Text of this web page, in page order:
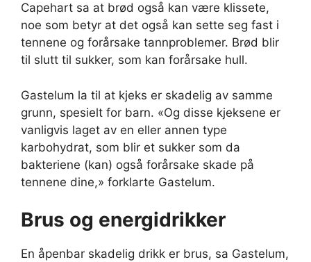
Capehart sa at brød også kan være klissete,
noe som betyr at det også kan sette seg fast i
tennene og forårsake tannproblemer. Brød blir
til slutt til sukker, som kan forårsake hull.
Gastelum la til at kjeks er skadelig av samme
grunn, spesielt for barn. «Og disse kjeksene er
vanligvis laget av en eller annen type
karbohydrat, som blir et sukker som da
bakteriene (kan) også forårsake skade på
tennene dine,» forklarte Gastelum.
Brus og energidrikker
En åpenbar skadelig drikk er brus, sa Gastelum,